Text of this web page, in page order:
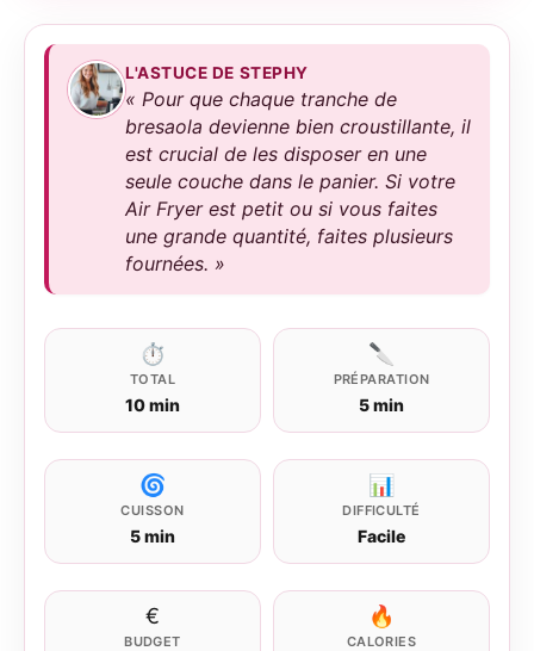
L'ASTUCE DE STEPHY
« Pour que chaque tranche de
bresaola devienne bien croustillante, il
est crucial de les disposer en une
seule couche dans le panier. Si votre
Air Fryer est petit ou si vous faites
une grande quantité, faites plusieurs
fournées. »
⏱
TOTAL
10 min
🔪
PRÉPARATION
5 min
🌀
CUISSON
5 min
📊
DIFFICULTÉ
Facile
€
BUDGET
🔥
CALORIES